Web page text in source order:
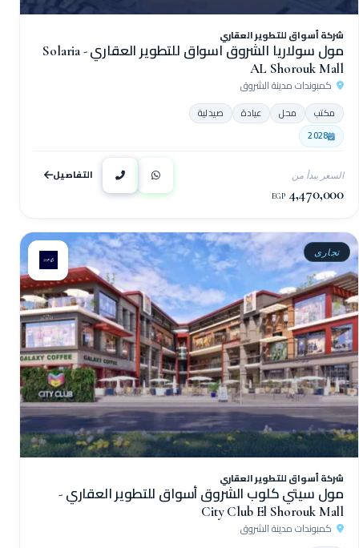
شركة أسواق للتطوير العقاري
مول سولاريا الشروق اسواق للتطوير العقاري - Solaria
AL Shorouk Mall
كمبوندات مدينة الشروق
مكتب محل عيادة
صيدلية
2028
السعر يبدأ من
4,470,000
EGP
التفاصيل
تجارى
شركة أسواق للتطوير العقاري
مول سيتي كلوب الشروق أسواق للتطوير العقاري -
City Club El Shorouk Mall
كمبوندات مدينة الشروق